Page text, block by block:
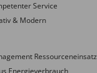
Service
& Modern
Ressourceneinsatz
Energieverbrauch